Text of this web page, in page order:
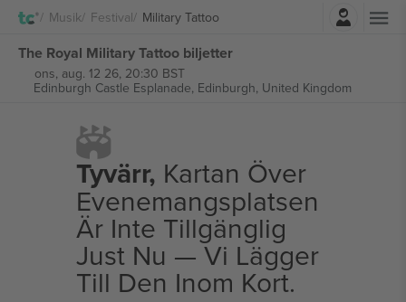
Musik Festival Military Tattoo
The Royal Military Tattoo biljetter
ons, aug. 12 26, 20:30 BST
Edinburgh Castle Esplanade, Edinburgh, United Kingdom
Tyvärr, Kartan Över
Evenemangsplatsen
Är Inte Tillgänglig
Just Nu — Vi Lägger
Till Den Inom Kort.